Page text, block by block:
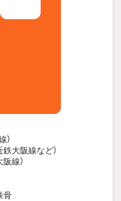
）
鉄大阪線など）
線）
骨